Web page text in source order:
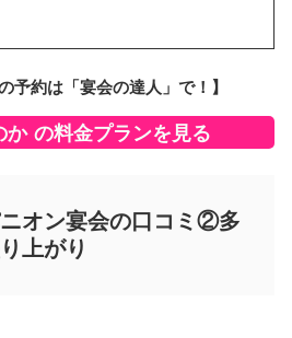
予約は「宴会の達人」で！】
か の料金プランを見る
オン宴会の口コミ②多
上がり